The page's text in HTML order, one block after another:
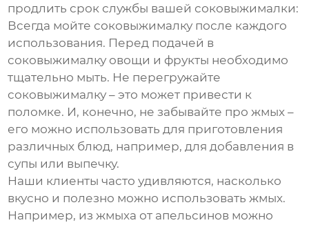
продлить срок службы вашей соковыжималки:
Всегда мойте соковыжималку после каждого
использования. Перед подачей в
соковыжималку овощи и фрукты необходимо
тщательно мыть. Не перегружайте
соковыжималку – это может привести к
поломке. И, конечно, не забывайте про жмых –
его можно использовать для приготовления
различных блюд, например, для добавления в
супы или выпечку.
Наши клиенты часто удивляются, насколько
вкусно и полезно можно использовать жмых.
Например, из жмыха от апельсинов можно